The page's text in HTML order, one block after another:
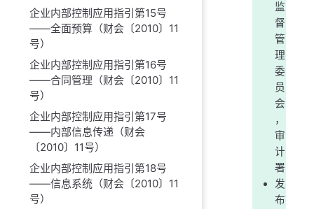
企业内部控制应用指引第15号
——全面预算（财会〔2010〕11
号）
企业内部控制应用指引第16号
——合同管理（财会〔2010〕11
号）
企业内部控制应用指引第17号
——内部信息传递（财会
〔2010〕11号）
企业内部控制应用指引第18号
——信息系统（财会〔2010〕11
号）
监
督
管
理
委
员
会
，
审
计
署
发
布